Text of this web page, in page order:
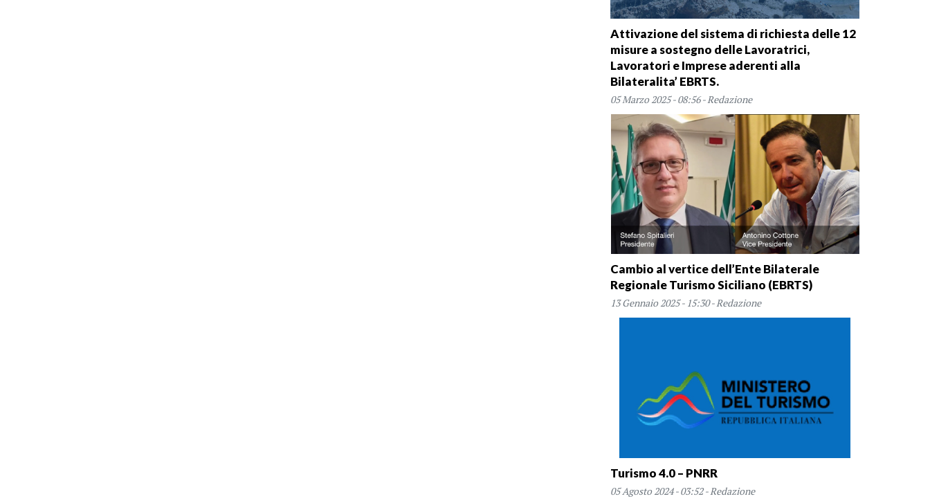
Attivazione del sistema di richiesta delle 12
misure a sostegno delle Lavoratrici,
Lavoratori e Imprese aderenti alla
Bilateralita’ EBRTS.
05 Marzo 2025 - 08:56 - Redazione
Cambio al vertice dell’Ente Bilaterale
Regionale Turismo Siciliano (EBRTS)
13 Gennaio 2025 - 15:30 - Redazione
Turismo 4.0 – PNRR
05 Agosto 2024 - 03:52 - Redazione